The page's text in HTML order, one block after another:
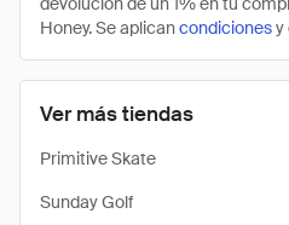
Ver más tiendas
Primitive Skate
Sunday Golf
Honey. Se aplicancondicionesy